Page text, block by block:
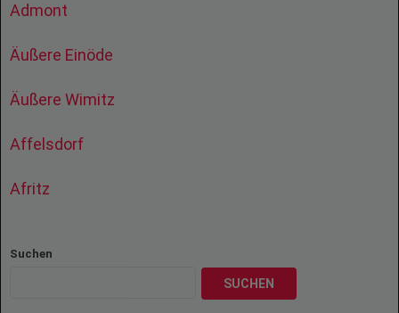
Admont
Äußere Einöde
Äußere Wimitz
Affelsdorf
Afritz
Suchen
SUCHEN